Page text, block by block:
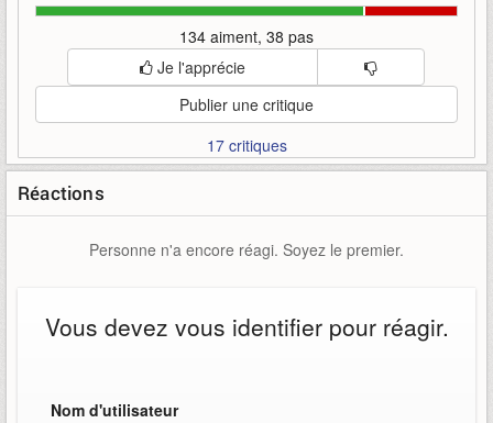
134 aiment, 38 pas
Je l'apprécie
Publier une critique
17 critiques
Réactions
Personne n'a encore réagi. Soyez le premier.
Vous devez vous identifier pour réagir.
Nom d'utilisateur